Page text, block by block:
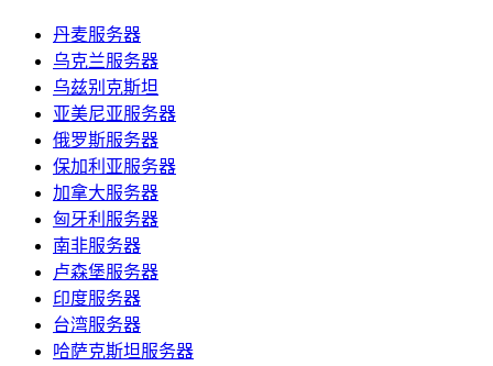
丹麦服务器
乌克兰服务器
乌兹别克斯坦
亚美尼亚服务器
俄罗斯服务器
保加利亚服务器
加拿大服务器
匈牙利服务器
南非服务器
卢森堡服务器
印度服务器
台湾服务器
哈萨克斯坦服务器